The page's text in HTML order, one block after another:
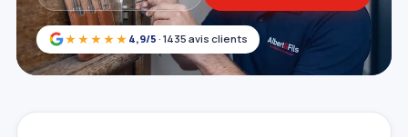
★★★★★ 4,9/5 · 1435 avis clients